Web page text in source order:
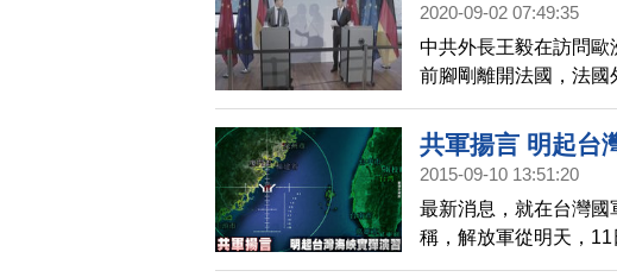
2020-09-02 07:49:35
中共外長王毅在訪問
前腳剛離開法國，法
邊，不能接受中共對
王毅同場的記者會上強
同樣的尊重，「威脅不
共軍揚言 明起台
2015-09-10 13:51:20
最新消息，就在台灣國
稱，解放軍從明天，11
進行實彈射擊演習，